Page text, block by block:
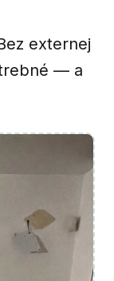
externej
— a